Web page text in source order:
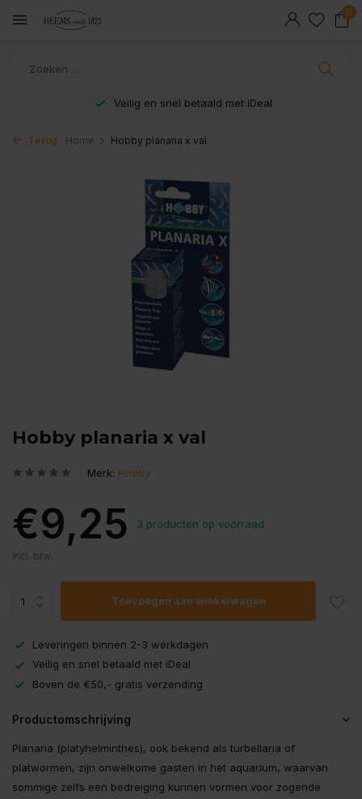
0
Veilig en snel betaald met iDeal
Terug Home Hobby planaria x val
Hobby planaria x val
Merk: Hobby
€9,25 3 producten op voorraad
Incl. btw
Toevoegen aan winkelwagen
Leveringen binnen 2-3 werkdagen
Veilig en snel betaald met iDeal
Boven de €50,- gratis verzending
Productomschrijving
Planaria (platyhelminthes), ook bekend als turbellaria of
platwormen, zijn onwelkome gasten in het aquarium, waarvan
sommige zelfs een bedreiging kunnen vormen voor zogende